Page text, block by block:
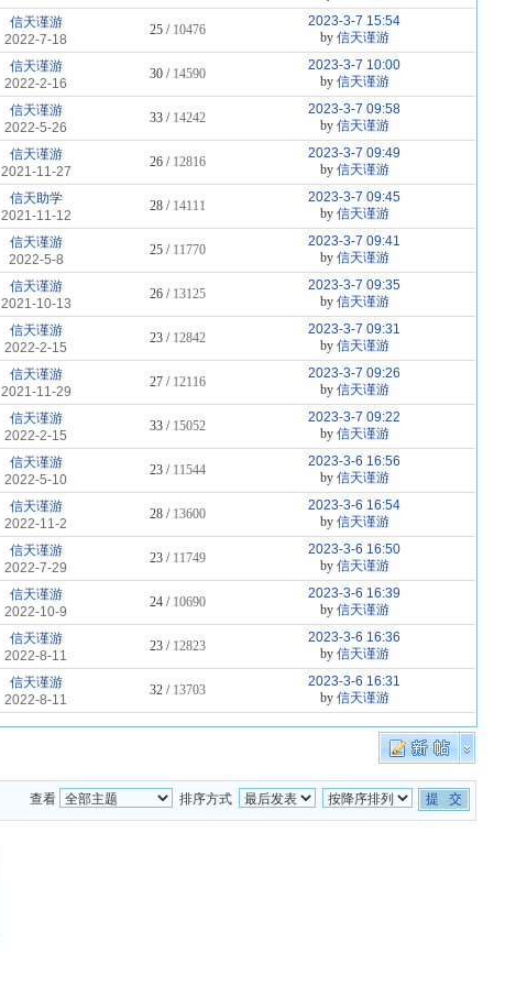
信天谨游
2022-7-18
25 / 10476
2023-3-7 15:54
by 信天谨游
信天谨游
2022-2-16
30 / 14590
2023-3-7 10:00
by 信天谨游
信天谨游
2022-5-26
33 / 14242
2023-3-7 09:58
by 信天谨游
信天谨游
2021-11-27
26 / 12816
2023-3-7 09:49
by 信天谨游
信天助学
2021-11-12
28 / 14111
2023-3-7 09:45
by 信天谨游
信天谨游
2022-5-8
25 / 11770
2023-3-7 09:41
by 信天谨游
信天谨游
2021-10-13
26 / 13125
2023-3-7 09:35
by 信天谨游
信天谨游
2022-2-15
23 / 12842
2023-3-7 09:31
by 信天谨游
信天谨游
2021-11-29
27 / 12116
2023-3-7 09:26
by 信天谨游
信天谨游
2022-2-15
33 / 15052
2023-3-7 09:22
by 信天谨游
信天谨游
2022-5-10
23 / 11544
2023-3-6 16:56
by 信天谨游
信天谨游
2022-11-2
28 / 13600
2023-3-6 16:54
by 信天谨游
信天谨游
2022-7-29
23 / 11749
2023-3-6 16:50
by 信天谨游
信天谨游
2022-10-9
24 / 10690
2023-3-6 16:39
by 信天谨游
信天谨游
2022-8-11
23 / 12823
2023-3-6 16:36
by 信天谨游
信天谨游
2022-8-11
32 / 13703
2023-3-6 16:31
by 信天谨游
查看 排序方式